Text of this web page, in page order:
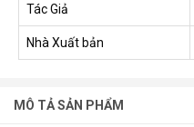
Tác Giả
Nhà Xuất bản
MÔ TẢ SẢN PHẨM